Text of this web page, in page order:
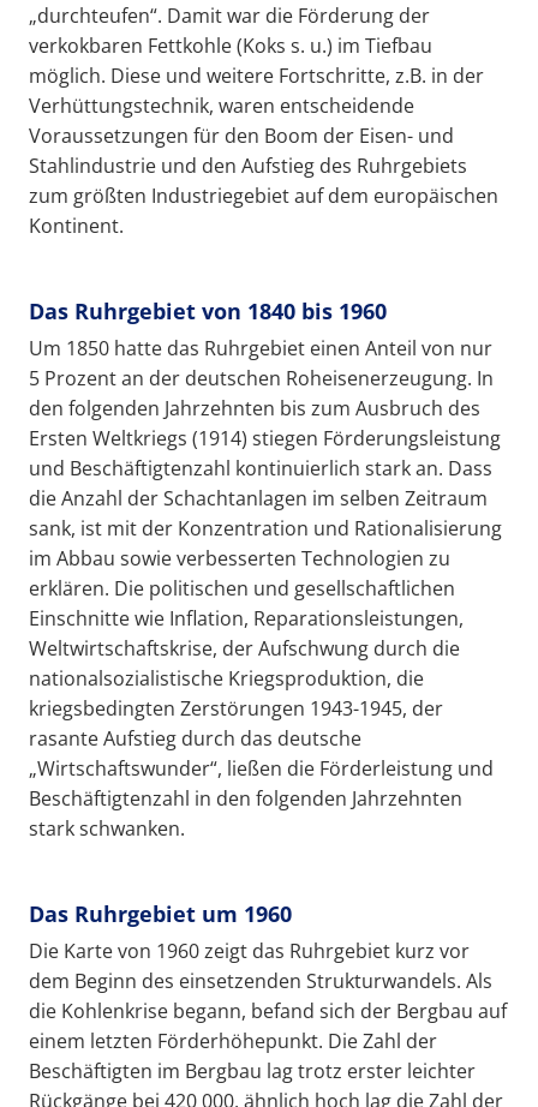
„durchteufen“. Damit war die Förderung der
verkokbaren Fettkohle (Koks s. u.) im Tiefbau
möglich. Diese und weitere Fortschritte, z.B. in der
Verhüttungstechnik, waren entscheidende
Voraussetzungen für den Boom der Eisen- und
Stahlindustrie und den Aufstieg des Ruhrgebiets
zum größten Industriegebiet auf dem europäischen
Kontinent.
Das Ruhrgebiet von 1840 bis 1960
Um 1850 hatte das Ruhrgebiet einen Anteil von nur
5 Prozent an der deutschen Roheisenerzeugung. In
den folgenden Jahrzehnten bis zum Ausbruch des
Ersten Weltkriegs (1914) stiegen Förderungsleistung
und Beschäftigtenzahl kontinuierlich stark an. Dass
die Anzahl der Schachtanlagen im selben Zeitraum
sank, ist mit der Konzentration und Rationalisierung
im Abbau sowie verbesserten Technologien zu
erklären. Die politischen und gesellschaftlichen
Einschnitte wie Inflation, Reparationsleistungen,
Weltwirtschaftskrise, der Aufschwung durch die
nationalsozialistische Kriegsproduktion, die
kriegsbedingten Zerstörungen 1943-1945, der
rasante Aufstieg durch das deutsche
„Wirtschaftswunder“, ließen die Förderleistung und
Beschäftigtenzahl in den folgenden Jahrzehnten
stark schwanken.
Das Ruhrgebiet um 1960
Die Karte von 1960 zeigt das Ruhrgebiet kurz vor
dem Beginn des einsetzenden Strukturwandels. Als
die Kohlenkrise begann, befand sich der Bergbau auf
einem letzten Förderhöhepunkt. Die Zahl der
Beschäftigten im Bergbau lag trotz erster leichter
Rückgänge bei 420 000, ähnlich hoch lag die Zahl der